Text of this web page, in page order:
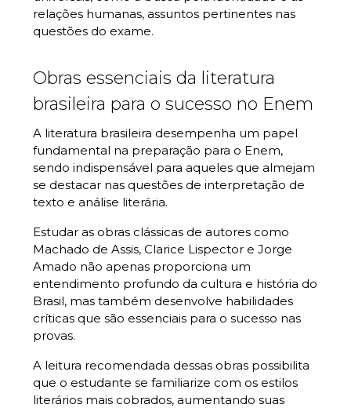
relações humanas, assuntos pertinentes nas
questões do exame.
Obras essenciais da literatura
brasileira para o sucesso no Enem
A literatura brasileira desempenha um papel
fundamental na preparação para o Enem,
sendo indispensável para aqueles que almejam
se destacar nas questões de interpretação de
texto e análise literária.
Estudar as obras clássicas de autores como
Machado de Assis, Clarice Lispector e Jorge
Amado não apenas proporciona um
entendimento profundo da cultura e história do
Brasil, mas também desenvolve habilidades
críticas que são essenciais para o sucesso nas
provas.
A leitura recomendada dessas obras possibilita
que o estudante se familiarize com os estilos
literários mais cobrados, aumentando suas